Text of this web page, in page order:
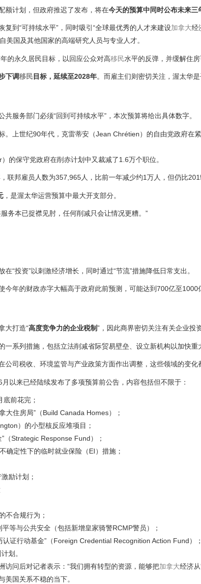
额计划，但政府推迟了发布，将在今天的预算中同时公布未来
复到“可持续水平”，同时吸引“全球最优秀的人才来建设加拿大经
美国及其他国家的高端研究人员与专业人才。
的永久居民目标，以回应公众对高移民水平的反弹，并缓解住房
下调移民目标，延续至2028年。而雇主们则密切关注，渥太华
服务部门必须“回到可持续水平”，本次预算将给出具体数字。
。上世纪90年代，克雷蒂安（Jean Chrétien）的自由党政府在
的保守党政府在削赤计划中又裁减了1.6万个职位。
联邦雇员人数为357,965人，比前一年减少约1万人，但仍比
，是渥太华运营预算中最大开支部分。
务本已捉襟见肘，任何削减只会让情况更糟。”
“投资”以刺激经济增长，同时通过“节流”措施降低日常支出。
今年的财政赤字大幅高于政府此前预测，可能达到700亿至1000
大打造“高度竞争力的企业税制”，因此商界密切关注有关企业投
一系列措施，包括立法削减省际贸易壁垒、设立新机构以加快重
公司税收、环境监管与产业政策方面作出调整，这些领域的变化
月以来已经陆续发布了多项预算前公告，内容包括但不限于：
底前花完；
大住房局”（Build Canada Homes）；
）的小型核反应堆项目；
”（Strategic Response Fund）；
确定性下的临时就业保险（EI）措施；
励计划；
不合规行为；
平等与公共安全（包括新增皇家骑警RCMP警员）；
认证行动基金”（Foreign Credential Recognition Action Fund）；
划。
访问后对记者表示：“我们拥有转型的资源，能够把加拿大经济从
美国关系不稳的当下。